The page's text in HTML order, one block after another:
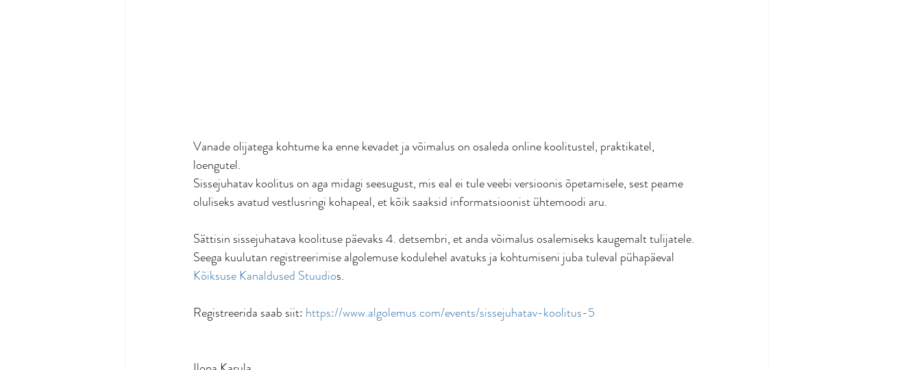
Vanade olijatega kohtume ka enne kevadet ja võimalus on osaleda online koolitustel, praktikatel,
loengutel.
Sissejuhatav koolitus on aga midagi seesugust, mis eal ei tule veebi versioonis õpetamisele, sest peame
oluliseks avatud vestlusringi kohapeal, et kõik saaksid informatsioonist ühtemoodi aru.
Sättisin sissejuhatava koolituse päevaks 4. detsembri, et anda võimalus osalemiseks kaugemalt tulijatele.
Seega kuulutan registreerimise algolemuse kodulehel avatuks ja kohtumiseni juba tuleval pühapäeval
Kõiksuse Kanaldused Stuudios.
Registreerida saab siit: https://www.algolemus.com/events/sissejuhatav-koolitus-5